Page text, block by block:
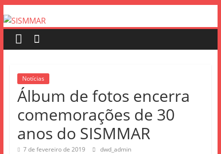
Notícias
Álbum de fotos encerra
comemorações de 30
anos do SISMMAR
7 de fevereiro de 2019 dwd_admin